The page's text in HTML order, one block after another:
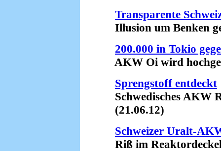
Transparente
Illusion um Benken
200.000 in Tokio
AKW Oi wird
Sprengstoff entdeckt
Schwedisches AKW
(21.06.12)
Schweizer Uralt-
Riß im